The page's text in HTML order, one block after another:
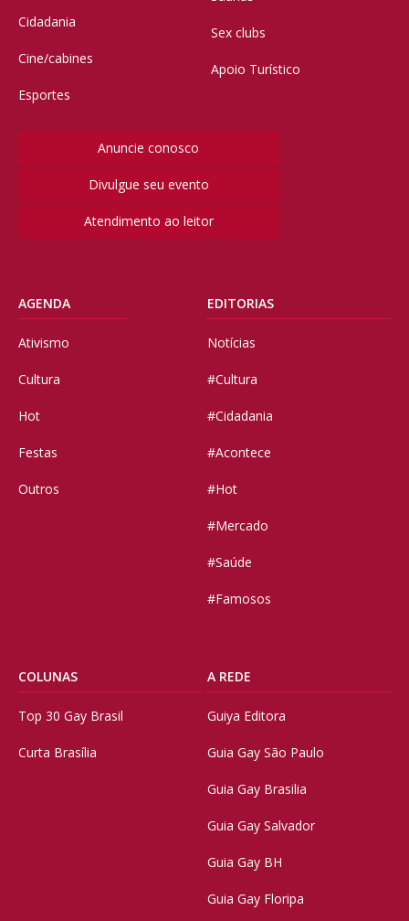
Cidadania
Cine/cabines
Esportes
Sex clubs
Apoio Turístico
Anuncie conosco
Divulgue seu evento
Atendimento ao leitor
AGENDA
Ativismo
Cultura
Hot
Festas
Outros
EDITORIAS
Notícias
#Cultura
#Cidadania
#Acontece
#Hot
#Mercado
#Saúde
#Famosos
COLUNAS
Top 30 Gay Brasil
Curta Brasília
A REDE
Guiya Editora
Guia Gay São Paulo
Guia Gay Brasilia
Guia Gay Salvador
Guia Gay BH
Guia Gay Floripa